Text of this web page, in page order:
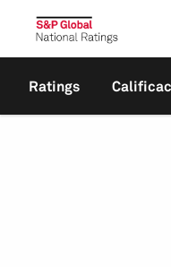
Ratings